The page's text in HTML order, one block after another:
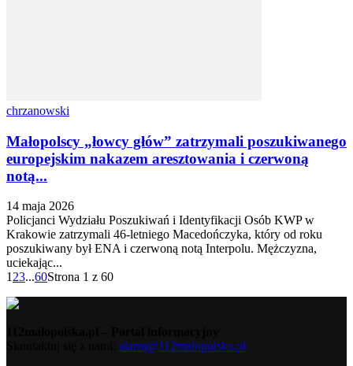
chrzanowski
Małopolscy „łowcy głów” zatrzymali poszukiwanego
europejskim nakazem aresztowania i czerwoną
notą...
14 maja 2026
Policjanci Wydziału Poszukiwań i Identyfikacji Osób KWP w
Krakowie zatrzymali 46-letniego Macedończyka, który od roku
poszukiwany był ENA i czerwoną notą Interpolu. Mężczyzna,
uciekając...
1 23...60Strona 1 z 60
alarm@112malopolska.pl